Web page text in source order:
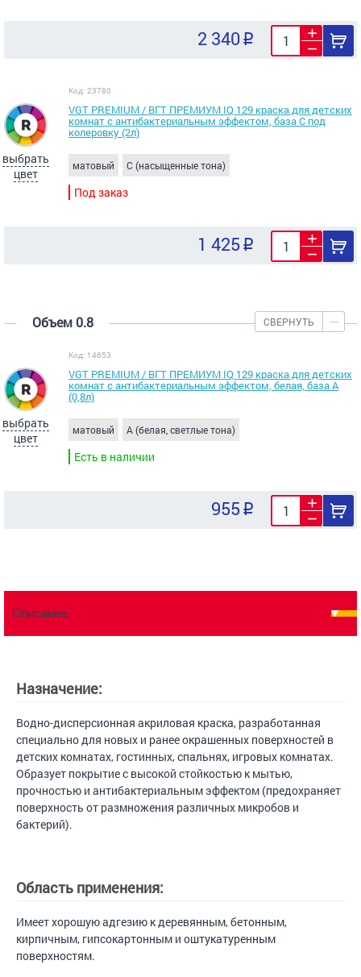
2 340
выбрать
цвет
Код: 23780
VGT PREMIUM / ВГТ ПРЕМИУМ IQ 129 краска для детских
комнат с антибактериальным эффектом, база С под
колеровку (2л)
матовый C (насыщенные тона)
Под заказ
1 425
Объем 0.8 СВЕРНУТЬ
выбрать
цвет
Код: 14653
VGT PREMIUM / ВГТ ПРЕМИУМ IQ 129 краска для детских
комнат с антибактериальным эффектом, белая, база А
(0,8л)
матовый A (белая, светлые тона)
Есть в наличии
955
Описание
Назначение:
Водно-дисперсионная акриловая краска, разработанная
специально для новых и ранее окрашенных поверхностей в
детских комнатах, гостинных, спальнях, игровых комнатах.
Образует покрытие с высокой стойкостью к мытью,
прочностью и антибактериальным эффектом (предохраняет
поверхность от размножения различных микробов и
бактерий).
Область применения:
Имеет хорошую адгезию к деревянным, бетонным,
кирпичным, гипсокартонным и оштукатуренным
поверхностям.